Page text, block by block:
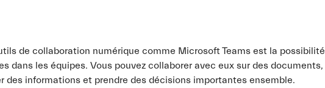
de collaboration numérique comme Microsoft Teams est la possibilité
dans les équipes. Vous pouvez collaborer avec eux sur des documents,
des informations et prendre des décisions importantes ensemble.